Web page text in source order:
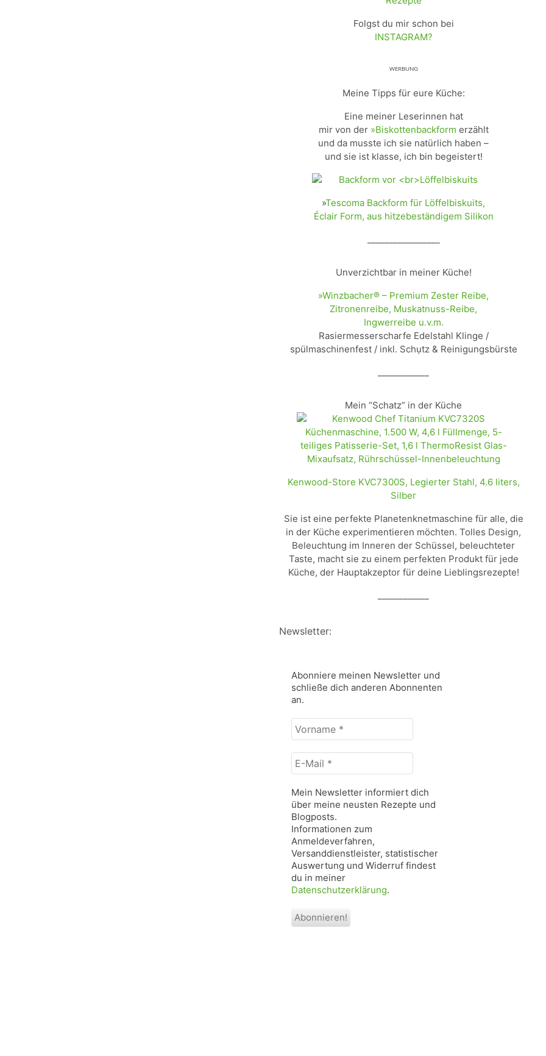
Folgst du mir schon bei
INSTAGRAM?
ᵂᴱᴿᴮᵁᴺᴳ
Meine Tipps für eure Küche:
Eine meiner Leserinnen hat
mir von der »Biskottenbackform erzählt
und da musste ich sie natürlich haben –
und sie ist klasse, ich bin begeistert!
»Tescoma Backform für Löffelbiskuits,
Éclair Form, aus hitzebeständigem Silikon
Unverzichtbar in meiner Küche!
»Winzbacher® – Premium Zester Reibe,
Zitronenreibe, Muskatnuss-Reibe,
Ingwerreibe u.v.m.
Rasiermesserscharfe Edelstahl Klinge /
spülmaschinenfest / inkl. Schụtz & Reinigungsbürste
Mein “Schatz” in der Küche
Kenwood-Store KVC7300S, Legierter Stahl, 4.6 liters,
Silber
Sie ist eine perfekte Planetenknetmaschine für alle, die
in der Küche experimentieren möchten. Tolles Design,
Beleuchtung im Inneren der Schüssel, beleuchteter
Taste, macht sie zu einem perfekten Produkt für jede
Küche, der Hauptakzeptor für deine Lieblingsrezepte!
Newsletter:
Abonniere meinen Newsletter und
schließe dich anderen Abonnenten
an.
Vorname
E-
Mail
Mein Newsletter informiert dich
über meine neusten Rezepte und
Blogposts.
Informationen zum
Anmeldeverfahren,
Versanddienstleister, statistischer
Auswertung und Widerruf findest
du in meiner
Datenschutzerklärung.